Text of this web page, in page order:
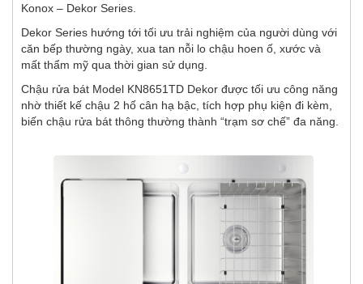
Konox – Dekor Series.
Dekor Series hướng tới tối ưu trải nghiệm của người dùng với
căn bếp thường ngày, xua tan nỗi lo chậu hoen ố, xước và
mất thẩm mỹ qua thời gian sử dụng.
Chậu rửa bát Model KN8651TD Dekor được tối ưu công năng
nhờ thiết kế chậu 2 hố cân hạ bậc, tích hợp phụ kiện đi kèm,
biến chậu rửa bát thông thường thành “trạm sơ chế” đa năng.